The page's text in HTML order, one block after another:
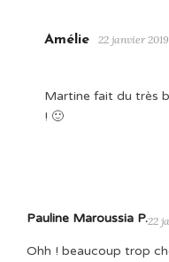
Amélie 22 janvier
Martine fait du très
! 🙂
Pauline Maroussia P.22
Ohh ! beaucoup trop